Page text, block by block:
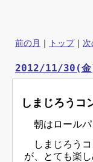
前の月 トップ 次
2012/11/30(
しまじろうコ
朝はロールパ
しまじろうコ
が、とても楽し